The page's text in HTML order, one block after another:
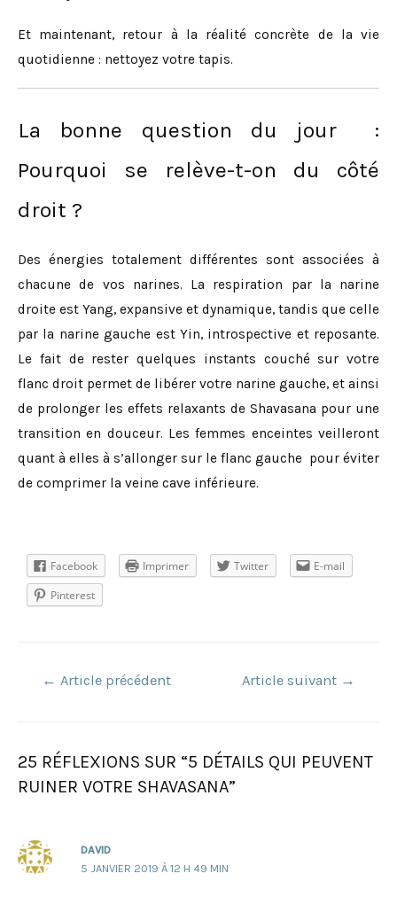
Et maintenant, retour à la réalité concrète de la vie
quotidienne : nettoyez votre tapis.
La bonne question du jour :
Pourquoi se relève-t-on du côté
droit ?
Des énergies totalement différentes sont associées à
chacune de vos narines. La respiration par la narine
droite est Yang, expansive et dynamique, tandis que celle
par la narine gauche est Yin, introspective et reposante.
Le fait de rester quelques instants couché sur votre
flanc droit permet de libérer votre narine gauche, et ainsi
de prolonger les effets relaxants de Shavasana pour une
transition en douceur. Les femmes enceintes veilleront
quant à elles à s’allonger sur le flanc gauche pour éviter
de comprimer la veine cave inférieure.
Facebook Imprimer Twitter
E-mail
Pinterest
Navigation
l’article
← Article précédent Article suivant →
25 RÉFLEXIONS SUR “5 DÉTAILS QUI PEUVENT
RUINER VOTRE SHAVASANA”
DAVID
5 JANVIER 2019 À 12 H 49 MIN